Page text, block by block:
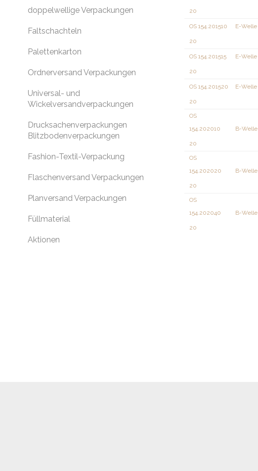
doppelwellige Verpackungen
Faltschachteln
Palettenkarton
Ordnerversand Verpackungen
Universal- und
Wickelversandverpackungen
Drucksachenverpackungen
Blitzbodenverpackungen
Fashion-Textil-Verpackung
Flaschenversand Verpackungen
Planversand Verpackungen
Füllmaterial
Aktionen
20
OS 154.201510 E-Welle
20
OS 154.201515 E-Welle
20
OS 154.201520 E-Welle
20
OS
154.202010
B-Welle
20
OS
154.202020
B-Welle
20
OS
154.202040
B-Welle
20